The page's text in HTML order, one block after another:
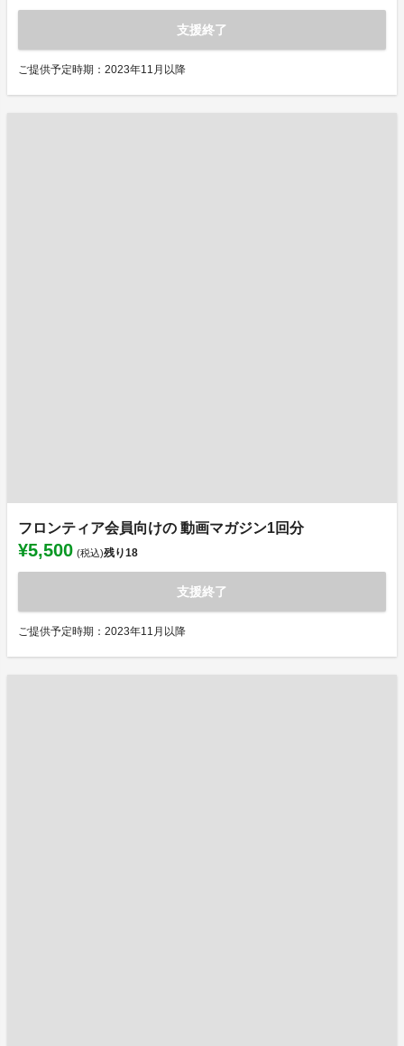
支援終了
ご提供予定時期：2023年11月以降
フロンティア会員向けの 動画マガジン1回分
¥5,500 (税込)残り18
支援終了
ご提供予定時期：2023年11月以降